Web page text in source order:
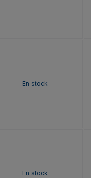
En stock
En stock